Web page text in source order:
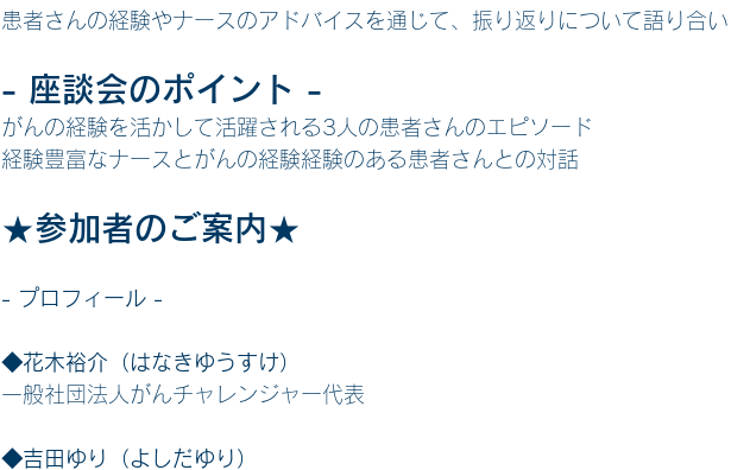
患者さんの経験やナースのアドバイスを通じて、振り返りについて語り合い
- 座談会のポイント -
がんの経験を活かして活躍される3人の患者さんのエピソード
経験豊富なナースとがんの経験経験のある患者さんとの対話
★参加者のご案内★
- プロフィール -
◆花木裕介（はなきゆうすけ）
一般社団法人がんチャレンジャー代表
◆吉田ゆり（よしだゆり）